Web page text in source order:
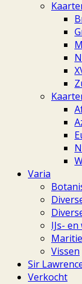
Varia
IJs-
Vissen
Sir
Verkocht